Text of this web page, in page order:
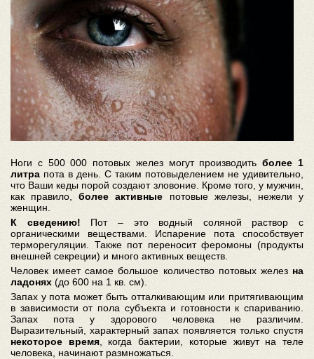
Ноги с 500 000 потовых желез могут производитьболее 1
литра пота в день. С таким потовыделением не удивительно,
что Ваши кеды порой создают зловоние. Кроме того, у мужчин,
как правило,более активные потовые железы, нежели у
женщин.
К сведению! Пот – это водный соляной раствор с
органическими веществами. Испарение пота способствует
терморегуляции. Также пот переносит феромоны (продукты
внешней секреции) и много активных веществ.
Человек имеет самое большое количество потовых желез на
ладонях (до 600 на 1 кв. см).
Запах у пота может быть отталкивающим или притягивающим
в зависимости от пола субъекта и готовности к спариванию.
Запах пота у здорового человека не различим.
Выразительный, характерный запах появляется только спустя
некоторое время, когда бактерии, которые живут на теле
человека, начинают размножаться.